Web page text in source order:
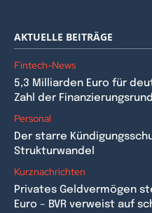
AKTUELLE BEITRÄGE
Fintech-News
5,3 Milliarden Euro für
Zahl der
Personal
Der starre
Strukturwandel
Kurznachrichten
Privates Geldvermögen
Euro – BVR verweist auf